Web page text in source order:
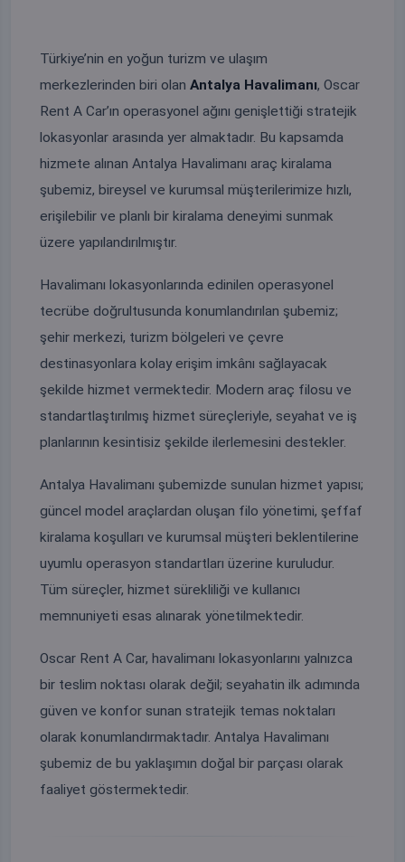
Türkiye’nin en yoğun turizm ve ulaşım
merkezlerinden biri olan Antalya Havalimanı, Oscar
Rent A Car’ın operasyonel ağını genişlettiği stratejik
lokasyonlar arasında yer almaktadır. Bu kapsamda
hizmete alınan Antalya Havalimanı araç kiralama
şubemiz, bireysel ve kurumsal müşterilerimize hızlı,
erişilebilir ve planlı bir kiralama deneyimi sunmak
üzere yapılandırılmıştır.
Havalimanı lokasyonlarında edinilen operasyonel
tecrübe doğrultusunda konumlandırılan şubemiz;
şehir merkezi, turizm bölgeleri ve çevre
destinasyonlara kolay erişim imkânı sağlayacak
şekilde hizmet vermektedir. Modern araç filosu ve
standartlaştırılmış hizmet süreçleriyle, seyahat ve iş
planlarının kesintisiz şekilde ilerlemesini destekler.
Antalya Havalimanı şubemizde sunulan hizmet yapısı;
güncel model araçlardan oluşan filo yönetimi, şeffaf
kiralama koşulları ve kurumsal müşteri beklentilerine
uyumlu operasyon standartları üzerine kuruludur.
Tüm süreçler, hizmet sürekliliği ve kullanıcı
memnuniyeti esas alınarak yönetilmektedir.
Oscar Rent A Car, havalimanı lokasyonlarını yalnızca
bir teslim noktası olarak değil; seyahatin ilk adımında
güven ve konfor sunan stratejik temas noktaları
olarak konumlandırmaktadır. Antalya Havalimanı
şubemiz de bu yaklaşımın doğal bir parçası olarak
faaliyet göstermektedir.